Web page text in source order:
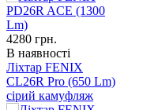
4280 грн.
В наявності
Ліхтар FENIX
CL26R Pro (650 Lm)
сірий камуфляж